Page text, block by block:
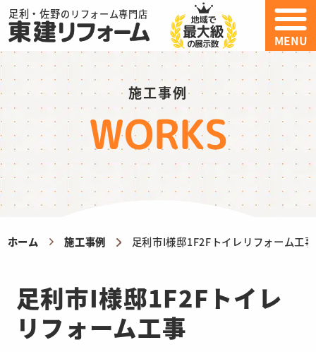
足利・佐野のリフォーム専門店
MENU
施工事例
WORKS
ホーム 施工事例 足利市I様邸1F2Fトイレリフォーム工事
足利市I様邸1F2Fトイレ
リフォーム工事